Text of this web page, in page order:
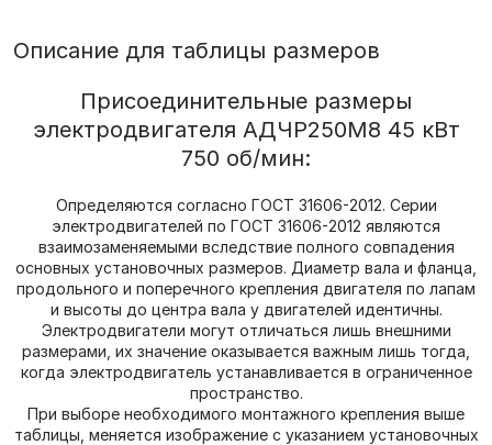
Описание для таблицы размеров
Присоединительные размеры
электродвигателя АДЧР250M8 45 кВт
750 об/мин:
Определяются согласно ГОСТ 31606-2012. Серии
электродвигателей по ГОСТ 31606-2012 являются
взаимозаменяемыми вследствие полного совпадения
основных установочных размеров. Диаметр вала и фланца,
продольного и поперечного крепления двигателя по лапам
и высоты до центра вала у двигателей идентичны.
Электродвигатели могут отличаться лишь внешними
размерами, их значение оказывается важным лишь тогда,
когда электродвигатель устанавливается в ограниченное
пространство.
При выборе необходимого монтажного крепления выше
таблицы, меняется изображение с указанием установочных